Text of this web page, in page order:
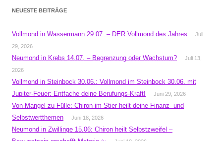
NEUESTE BEITRÄGE
Vollmond in Wassermann 29.07. – DER Vollmond des Jahres
Juli
29, 2026
Neumond in Krebs 14.07. – Begrenzung oder Wachstum?
Juli 13,
2026
Vollmond in Steinbock 30.06.: Vollmond im Steinbock 30.06. mit
Jupiter-Feuer: Entfache deine Berufungs-Kraft!
Juni 29, 2026
Von Mangel zu Fülle: Chiron im Stier heilt deine Finanz- und
Selbstwertthemen
Juni 18, 2026
Neumond in Zwillinge 15.06: Chiron heilt Selbstzweifel –